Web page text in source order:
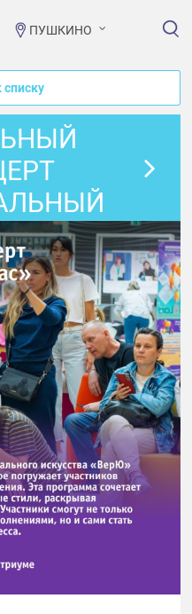
ПУШКИНО
списку
В